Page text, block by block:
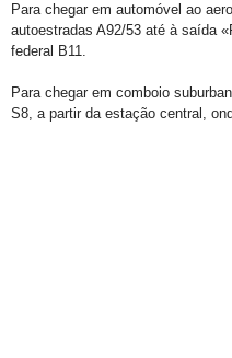
Para chegar em automóvel ao
autoestradas A92/53 até à saída
federal B11.
Para chegar em comboio
S8, a partir da estação central,